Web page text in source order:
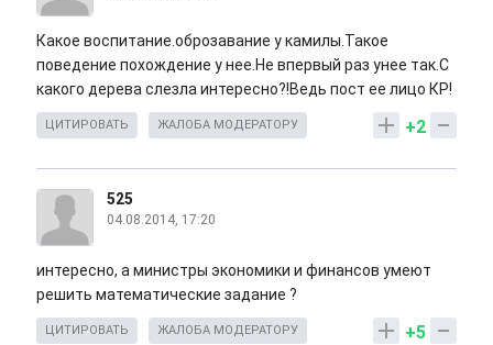
Какое воспитание.оброзавание у камилы.Такое
поведение похождение у нее.Не впервый раз унее так.С
какого дерева слезла интересно?!Ведь пост ее лицо КР!
+2
ЦИТИРОВАТЬ ЖАЛОБА МОДЕРАТОРУ
525
04.08.2014, 17:20
интересно, а министры экономики и финансов умеют
решить математические задание ?
+5
ЦИТИРОВАТЬ ЖАЛОБА МОДЕРАТОРУ